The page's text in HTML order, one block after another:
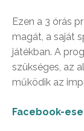
Ezen a 3 órás
magát, a saját
játékban. A
szükséges, az
működik az
Facebook-